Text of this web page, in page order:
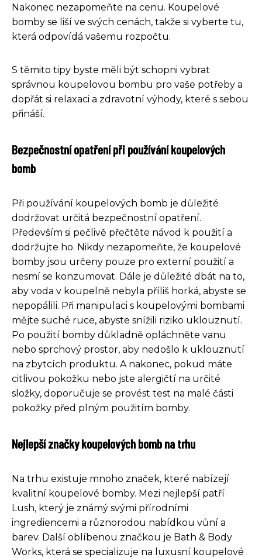
Nakonec nezapomeňte na cenu. Koupelové
bomby se liší ve svých cenách, takže si vyberte tu,
která odpovídá vašemu rozpočtu.
S těmito tipy byste měli být schopni vybrat
správnou koupelovou bombu pro vaše potřeby a
dopřát si relaxaci a zdravotní výhody, které s sebou
přináší.
Bezpečnostní opatření při používání koupelových
bomb
Při používání koupelových bomb je důležité
dodržovat určitá bezpečnostní opatření.
Především si pečlivě přečtěte návod k použití a
dodržujte ho. Nikdy nezapomeňte, že koupelové
bomby jsou určeny pouze pro externí použití a
nesmí se konzumovat. Dále je důležité dbát na to,
aby voda v koupelně nebyla příliš horká, abyste se
nepopálili. Při manipulaci s koupelovými bombami
mějte suché ruce, abyste snížili riziko uklouznutí.
Po použití bomby důkladně opláchněte vanu
nebo sprchový prostor, aby nedošlo k uklouznutí
na zbytcích produktu. A nakonec, pokud máte
citlivou pokožku nebo jste alergičtí na určité
složky, doporučuje se provést test na malé části
pokožky před plným použitím bomby.
Nejlepší značky koupelových bomb na trhu
Na trhu existuje mnoho značek, které nabízejí
kvalitní koupelové bomby. Mezi nejlepší patří
Lush, který je známý svými přírodními
ingrediencemi a různorodou nabídkou vůní a
barev. Další oblíbenou značkou je Bath & Body
Works, která se specializuje na luxusní koupelové